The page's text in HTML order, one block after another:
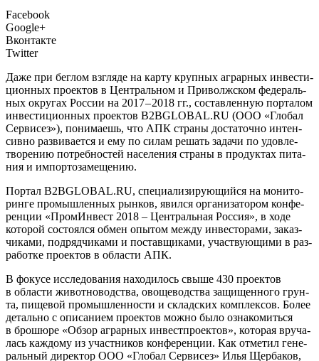
Facebook
Google+
Вконтакте
Twitter
Даже при бег­лом взгля­де на кар­ту круп­ных аграр­ных инве­сти­
ци­он­ных про­ек­тов в Цен­траль­ном и При­волж­ском феде­раль­
ных окру­гах Рос­сии на 2017 – 2018 гг., состав­лен­ную пор­та­лом
инве­сти­ци­он­ных про­ек­тов B2BGLOBAL.RU (ООО «Гло­бал
Сер­ви­сез»), пони­ма­ешь, что АПК стра­ны доста­точ­но интен­
сив­но раз­ви­ва­ет­ся и ему по силам решать зада­чи по удо­вле­
тво­ре­нию потреб­но­стей насе­ле­ния стра­ны в про­дук­тах пита­
ния и импортозамещению.
Пор­тал B2BGLOBAL.RU, спе­ци­а­ли­зи­ру­ю­щий­ся на мони­то­
рин­ге про­мыш­лен­ных рын­ков, явил­ся орга­ни­за­то­ром кон­фе­
рен­ции «Про­мИн­вест 2018 – Цен­траль­ная Рос­сия», в ходе
кото­рой состо­ял­ся обмен опы­том меж­ду инве­сто­ра­ми, заказ­
чи­ка­ми, под­ряд­чи­ка­ми и постав­щи­ка­ми, участ­ву­ю­щи­ми в раз­
ра­бот­ке про­ек­тов в обла­сти АПК.
В фоку­се иссле­до­ва­ния нахо­ди­лось свы­ше 430 про­ек­тов
в обла­сти живот­но­вод­ства, ово­ще­вод­ства защи­щен­но­го грун­
та, пище­вой про­мыш­лен­но­сти и склад­ских ком­плек­сов. Более
деталь­но с опи­са­ни­ем про­ек­тов мож­но было озна­ко­мить­ся
в бро­шю­ре «Обзор аграр­ных инвест­про­ек­тов», кото­рая вру­ча­
лась каж­до­му из участ­ни­ков кон­фе­рен­ции. Как отме­тил гене­
раль­ный дирек­тор ООО «Гло­бал Сер­ви­сез» Илья Щер­ба­ков,